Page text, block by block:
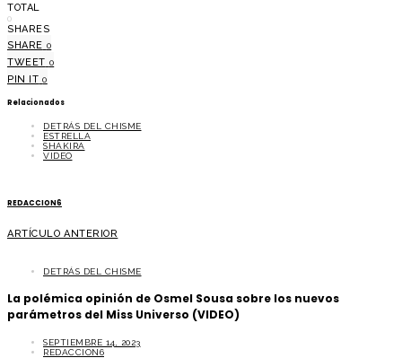
TOTAL
0
SHARES
SHARE 0
TWEET 0
PIN IT 0
Relacionados
DETRÁS DEL CHISME
ESTRELLA
SHAKIRA
VIDEO
REDACCION6
ARTÍCULO ANTERIOR
DETRÁS DEL CHISME
La polémica opinión de Osmel Sousa sobre los nuevos
parámetros del Miss Universo (VIDEO)
SEPTIEMBRE 14, 2023
REDACCION6